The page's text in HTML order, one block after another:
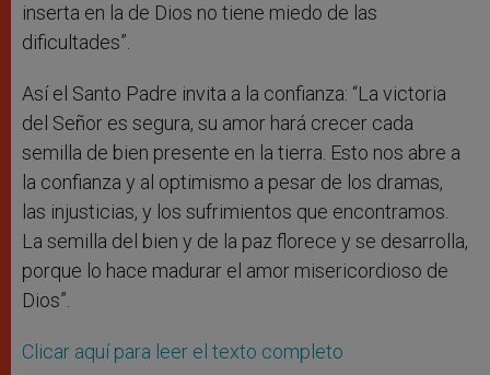
inserta en la de Dios no tiene miedo de las
dificultades”.
Así el Santo Padre invita a la confianza: “La victoria
del Señor es segura, su amor hará crecer cada
semilla de bien presente en la tierra. Esto nos abre a
la confianza y al optimismo a pesar de los dramas,
las injusticias, y los sufrimientos que encontramos.
La semilla del bien y de la paz florece y se desarrolla,
porque lo hace madurar el amor misericordioso de
Dios”.
Clicar aquí para leer el texto completo